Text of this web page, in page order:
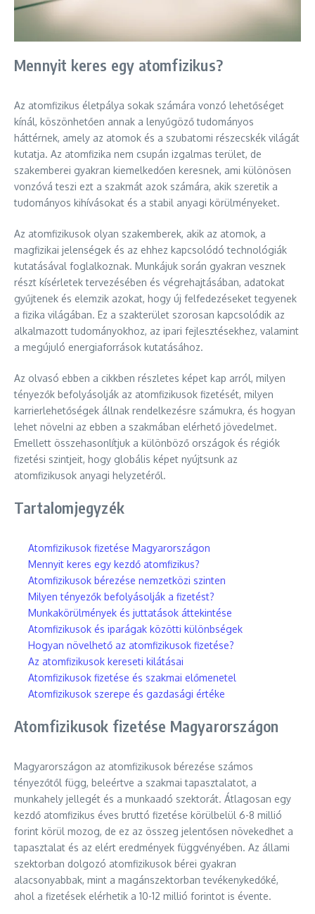
Mennyit keres egy atomfizikus?
Az atomfizikus életpálya sokak számára vonzó lehetőséget
kínál, köszönhetően annak a lenyűgöző tudományos
háttérnek, amely az atomok és a szubatomi részecskék világát
kutatja. Az atomfizika nem csupán izgalmas terület, de
szakemberei gyakran kiemelkedően keresnek, ami különösen
vonzóvá teszi ezt a szakmát azok számára, akik szeretik a
tudományos kihívásokat és a stabil anyagi körülményeket.
Az atomfizikusok olyan szakemberek, akik az atomok, a
magfizikai jelenségek és az ehhez kapcsolódó technológiák
kutatásával foglalkoznak. Munkájuk során gyakran vesznek
részt kísérletek tervezésében és végrehajtásában, adatokat
gyűjtenek és elemzik azokat, hogy új felfedezéseket tegyenek
a fizika világában. Ez a szakterület szorosan kapcsolódik az
alkalmazott tudományokhoz, az ipari fejlesztésekhez, valamint
a megújuló energiaforrások kutatásához.
Az olvasó ebben a cikkben részletes képet kap arról, milyen
tényezők befolyásolják az atomfizikusok fizetését, milyen
karrierlehetőségek állnak rendelkezésre számukra, és hogyan
lehet növelni az ebben a szakmában elérhető jövedelmet.
Emellett összehasonlítjuk a különböző országok és régiók
fizetési szintjeit, hogy globális képet nyújtsunk az
atomfizikusok anyagi helyzetéről.
Tartalomjegyzék
Atomfizikusok fizetése Magyarországon
Mennyit keres egy kezdő atomfizikus?
Atomfizikusok bérezése nemzetközi szinten
Milyen tényezők befolyásolják a fizetést?
Munkakörülmények és juttatások áttekintése
Atomfizikusok és iparágak közötti különbségek
Hogyan növelhető az atomfizikusok fizetése?
Az atomfizikusok kereseti kilátásai
Atomfizikusok fizetése és szakmai előmenetel
Atomfizikusok szerepe és gazdasági értéke
Atomfizikusok fizetése Magyarországon
Magyarországon az atomfizikusok bérezése számos
tényezőtől függ, beleértve a szakmai tapasztalatot, a
munkahely jellegét és a munkaadó szektorát. Átlagosan egy
kezdő atomfizikus éves bruttó fizetése körülbelül 6-8 millió
forint körül mozog, de ez az összeg jelentősen növekedhet a
tapasztalat és az elért eredmények függvényében. Az állami
szektorban dolgozó atomfizikusok bérei gyakran
alacsonyabbak, mint a magánszektorban tevékenykedőké,
ahol a fizetések elérhetik a 10-12 millió forintot is évente.